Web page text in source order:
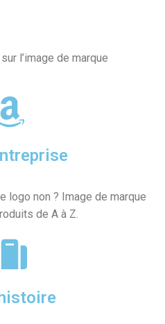
l’image de marque
logo non ? Image de marque
de A à Z.